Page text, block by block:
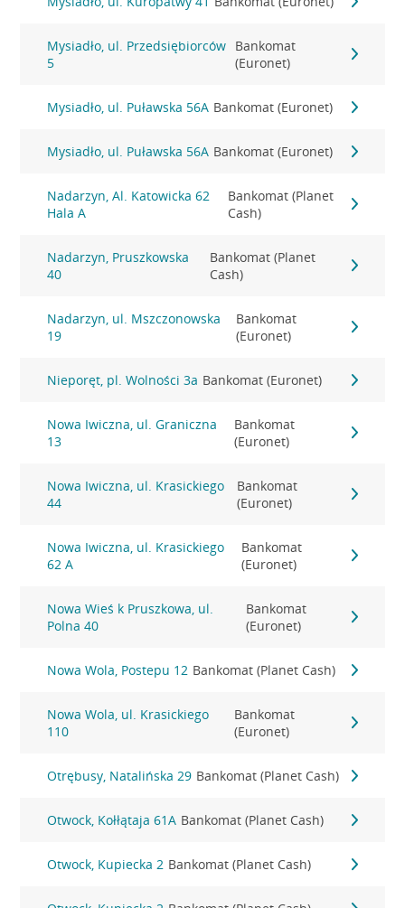
Mysiadło, ul. Przedsiębiorców
5
Bankomat
(Euronet)
Mysiadło, ul. Puławska 56A Bankomat (Euronet)
Mysiadło, ul. Puławska 56A Bankomat (Euronet)
Nadarzyn, Al. Katowicka 62
Hala A
Bankomat (Planet
Cash)
Nadarzyn, Pruszkowska
40
Bankomat (Planet
Cash)
Nadarzyn, ul. Mszczonowska
19
Bankomat
(Euronet)
Nieporęt, pl. Wolności 3a Bankomat (Euronet)
Nowa Iwiczna, ul. Graniczna
13
Bankomat
(Euronet)
Nowa Iwiczna, ul. Krasickiego
44
Bankomat
(Euronet)
Nowa Iwiczna, ul. Krasickiego
62 A
Bankomat
(Euronet)
Nowa Wieś k Pruszkowa, ul.
Polna 40
Bankomat
(Euronet)
Nowa Wola, Postepu 12 Bankomat (Planet Cash)
Nowa Wola, ul. Krasickiego
110
Bankomat
(Euronet)
Otrębusy, Natalińska 29 Bankomat (Planet Cash)
Otwock, Kołłątaja 61A Bankomat (Planet Cash)
Otwock, Kupiecka 2 Bankomat (Planet Cash)